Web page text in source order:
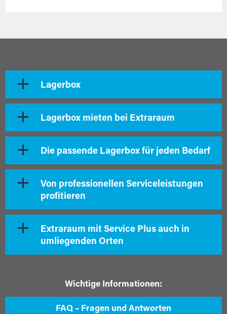
Lagerbox
Lagerbox mieten bei Extraraum
Die passende Lagerbox für jeden Bedarf
Von professionellen Serviceleistungen
profitieren
Extraraum mit Service Plus auch in
umliegenden Orten
Wichtige Informationen:
FAQ – Fragen und Antworten